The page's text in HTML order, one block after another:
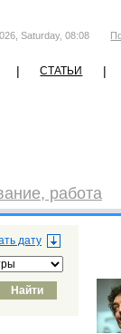
Saturday, 08:08
| СТАТЬИ |
работа